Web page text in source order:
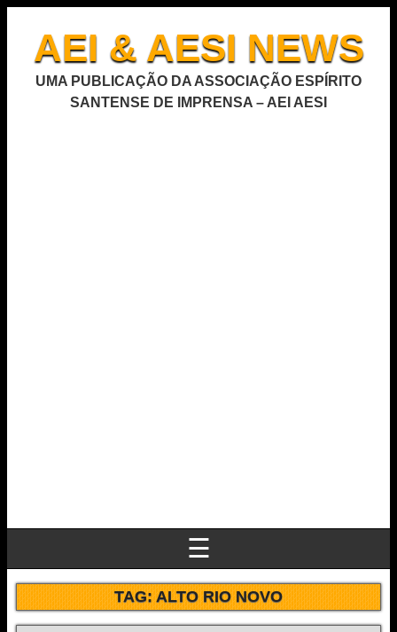
AEI & AESI NEWS
UMA PUBLICAÇÃO DA ASSOCIAÇÃO ESPÍRITO
SANTENSE DE IMPRENSA – AEI AESI
☰
TAG:ALTO RIO NOVO